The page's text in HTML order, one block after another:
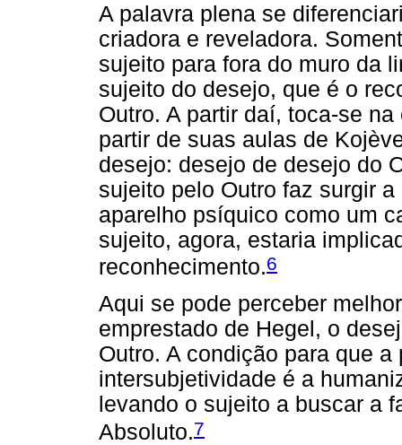
A palavra plena se
criadora e reveladora.
sujeito para fora do muro da
sujeito do desejo, que é o
Outro. A partir daí, toca-se
partir de suas aulas de
desejo: desejo de desejo do
sujeito pelo Outro faz surgir
aparelho psíquico como um
sujeito, agora, estaria
reconhecimento.6
Aqui se pode perceber
emprestado de Hegel, o
Outro. A condição para que
intersubjetividade é a
levando o sujeito a buscar a
Absoluto.7